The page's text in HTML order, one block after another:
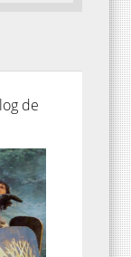
de